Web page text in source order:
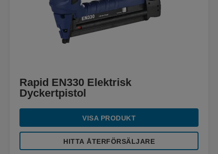
Rapid EN330 Elektrisk
Dyckertpistol
VISA PRODUKT
HITTA ÅTERFÖRSÄLJARE